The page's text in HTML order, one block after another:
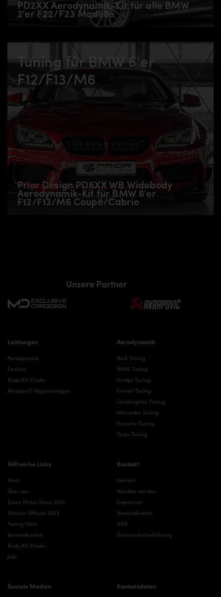
PD2XX Aerodynamik-Kit für alle BMW
2'er F22/F23 Modelle
Tuning für BMW 6'er
F12/F13/M6
Prior Design PD6XX WB Widebody
Aerodynamik-Kit für BMW 6'er
F12/F13/M6 Coupé/Cabrio
Unsere Partner
Leistungen
Aerodynamik
Fashion
Body-Kit-Finder
Akrapovič Abgasanlagen
Aerodynamik
Audi Tuning
BMW Tuning
Dodge Tuning
Ferrari Tuning
Lamborghini Tuning
Mercedes Tuning
Porsche Tuning
Tesla Tuning
Hilfreiche Links
Start
Über uns
Essen Motor Show 2022
Ultrace Official 2023
Tuning-Teile
Versandkosten
Body-Kit-Finder
Jobs
Kontakt
Kontakt
Händler werden
Impressum
Versandkosten
AGB
Datenschutzerklärung
Soziale Medien Kontaktdaten